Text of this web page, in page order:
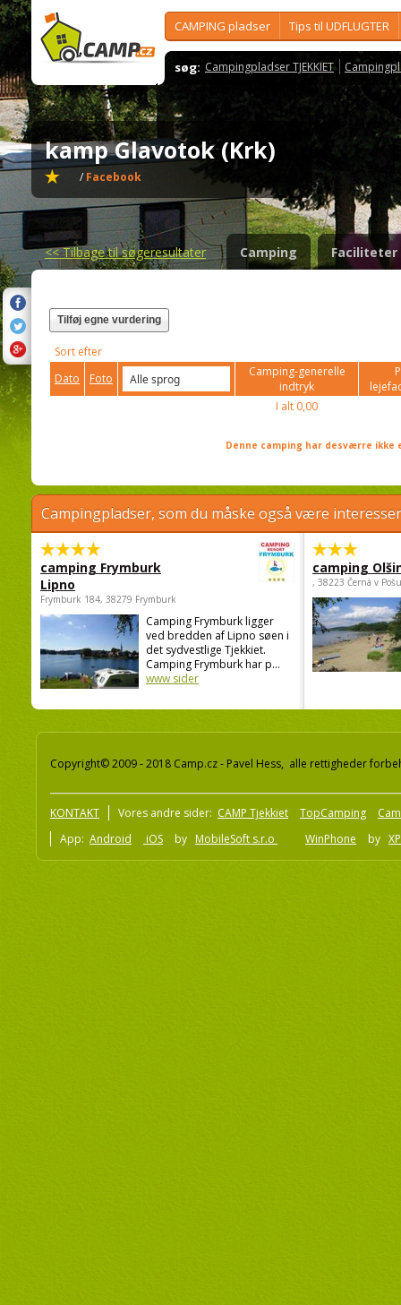
CAMPING pladser Tips til UDFLUGTER
søg: Campingpladser TJEKKIET
kamp Glavotok (Krk)
/Facebook
<<Tilbage til søgeresultater Camping Faciliteter
Tilføj egne vurdering
Sort efter
Dato
Foto
Camping-generelle
indtryk
I alt 0,00
Denne camping har desværre
Campingpladser, som du måske også være
camping Frymburk
Lipno
Frymburk 184, 38279 Frymburk
Camping Frymburk ligger
ved bredden af Lipno søen i
det sydvestlige Tjekkiet.
Camping Frymburk har p...
www sider
camping
, 38223 Černá v
Copyright© 2009 - 2018 Camp.cz - Pavel Hess, alle rettigheder
KONTAKT Vores andre sider: CAMP Tjekkiet TopCamping
App: Android iOS by MobileSoft s.r.o WinPhone by